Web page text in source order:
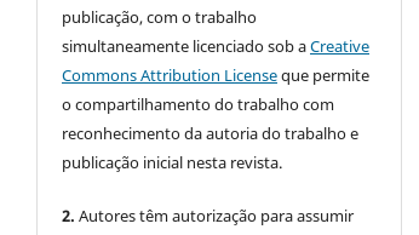
publicação, com o trabalho
simultaneamente licenciado sob aCreative
Commons Attribution Licenseque permite
o compartilhamento do trabalho com
reconhecimento da autoria do trabalho e
publicação inicial nesta revista.
2. Autores têm autorização para assumir